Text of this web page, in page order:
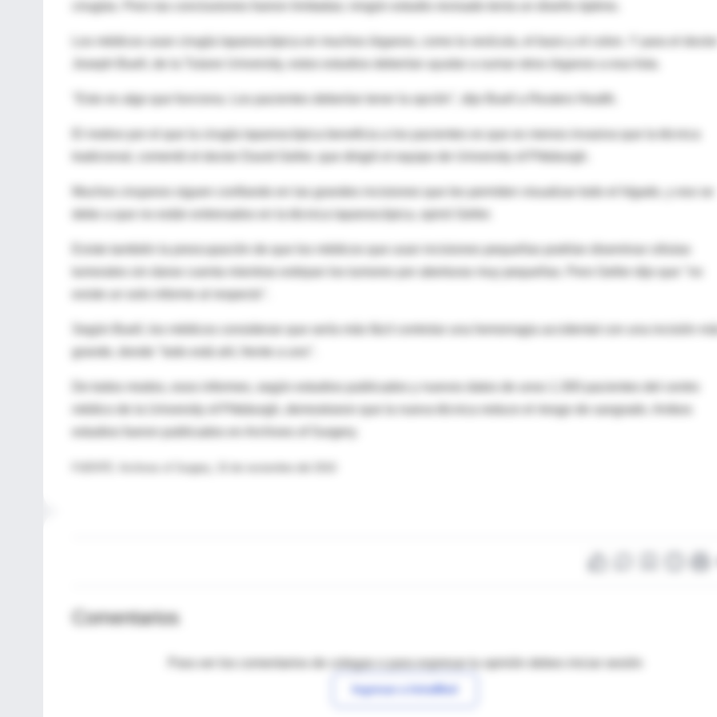
cirugías. Pero las conclusiones fueron limitadas; ningún estudio revisado tenía un diseño óptimo.
Los médicos usan cirugía laparoscópica en muchos órganos, como la vesícula, el bazo y el colon. Y para el
Joseph Buell, de la Tulane University, estos estudios deberían ayudar a sumar otros órganos a esa lista.
"Esto es algo que funciona. Los pacientes deberían tener la opción", dijo Buell a Reuters Health.
El motivo por el que la cirugía laparoscópica beneficia a los pacientes es que es menos invasiva que la técnica
tradicional, comentó el doctor David Geller, que dirigió el equipo de University of Pittsburgh.
Muchos cirujanos siguen confiando en las grandes incisiones que les permiten visualizar todo el hígado, y eso se
debe a que no están entrenados en la técnica laparoscópica, opinó Geller.
Existe también la preocupación de que los médicos que usan incisiones pequeñas podrían diseminar células
tumorales sin darse cuenta mientras extirpan los tumores por aberturas muy pequeñas. Pero Geller dijo que "no
Según Buell, los médicos consideran que sería más fácil controlar una hemorragia accidental con una incisión
De todos modos, esos informes, según estudios publicados y nuevos datos de unos 1.300 pacientes del centro
médico de la University of Pittsburgh, demostraron que la nueva técnica reduce el riesgo de sangrado. Ambos
estudios fueron publicados en Archives of Surgery.
Comentarios
Para ver los comentarios de colegas o para expresar tu opinión debes iniciar sesión
Ingresar a IntraMed